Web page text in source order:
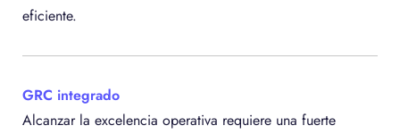
eficiente.
GRC integrado
Alcanzar la excelencia operativa requiere una fuerte